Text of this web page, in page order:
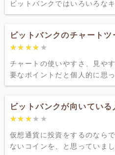
ビットバンクではいろいろな
ビットバンクのチャートツ
★★★★★
★★★★★
チャートの使いやすさ、見や
要なポイントだと個人的に思
ビットバンクが向いている
★★★★★
★★★★★
仮想通貨に投資をするのなら
ないコインを、と思っていま